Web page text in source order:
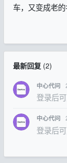
车，又变成老的
最新回复(2)
中心代问
登录后
中心代问
登录后